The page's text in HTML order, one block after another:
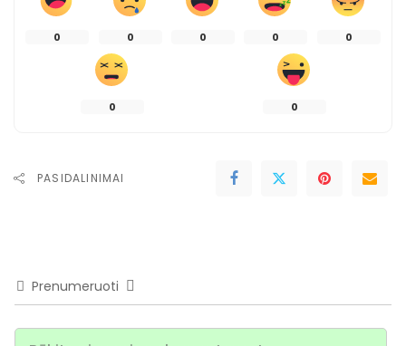
0 0 0 0 0
0 0
PASIDALINIMAI
Prenumeruoti